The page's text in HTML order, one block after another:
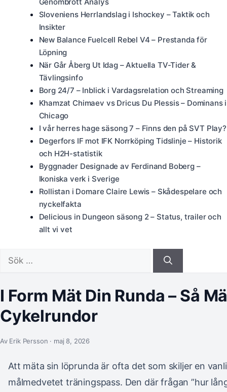
Sloveniens Herrlandslag i Ishockey – Taktik och
Insikter
New Balance Fuelcell Rebel V4 – Prestanda för
Löpning
När Går Åberg Ut Idag – Aktuella TV-Tider &
Tävlingsinfo
Borg 24/7 – Inblick i Vardagsrelation och Streaming
Khamzat Chimaev vs Dricus Du Plessis – Dominans i
Chicago
I vår herres hage säsong 7 – Finns den på SVT Play?
Degerfors IF mot IFK Norrköping Tidslinje – Historik
och H2H-statistik
Byggnader Designade av Ferdinand Boberg –
Ikoniska verk i Sverige
Rollistan i Domare Claire Lewis – Skådespelare och
nyckelfakta
Delicious in Dungeon säsong 2 – Status, trailer och
allt vi vet
efter:
I Form Mät Din Runda – Så
Cykelrundor
Av Erik Persson · maj 8, 2026
Att mäta sin löprunda är ofta det som skiljer en
målmedvetet träningspass. Den där frågan ”hur